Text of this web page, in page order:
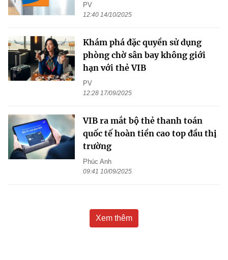
PV
12:40 14/10/2025
Khám phá đặc quyền sử dụng
phòng chờ sân bay không giới
hạn với thẻ VIB
PV
12:28 17/09/2025
VIB ra mắt bộ thẻ thanh toán
quốc tế hoàn tiền cao top đầu thị
trường
Phúc Anh
09:41 10/09/2025
Xem thêm